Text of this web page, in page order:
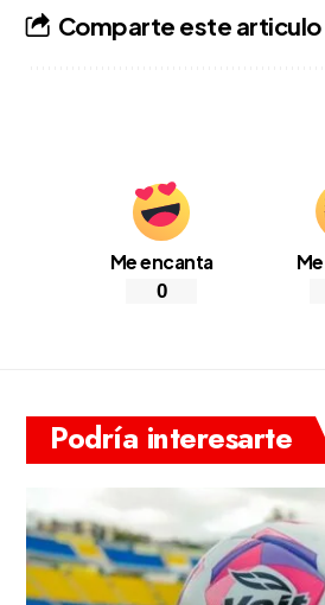
Comparte este articulo
Me encanta
0
Podría interesarte